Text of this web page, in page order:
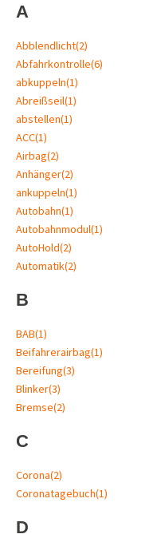
A
Abblendlicht(2)
Abfahrkontrolle(6)
abkuppeln(1)
Abreißseil(1)
abstellen(1)
ACC(1)
Airbag(2)
Anhänger(2)
ankuppeln(1)
Autobahn(1)
Autobahnmodul(1)
AutoHold(2)
Automatik(2)
B
BAB(1)
Beifahrerairbag(1)
Bereifung(3)
Blinker(3)
Bremse(2)
C
Corona(2)
Coronatagebuch(1)
D